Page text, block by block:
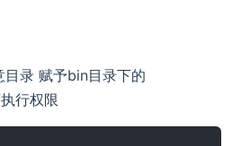
录 赋予bin目录下的
行权限